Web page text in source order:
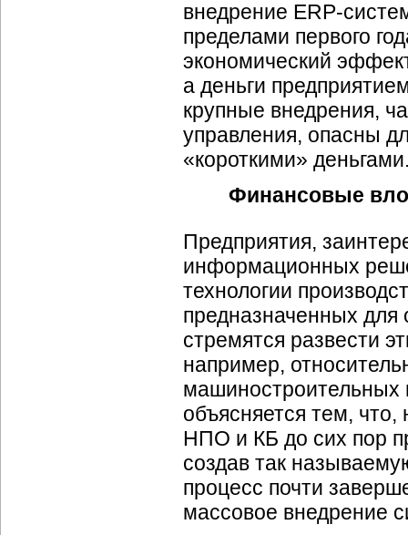
внедрение ERP-
пределами первого
экономический
а деньги
крупные внедрения,
управления, опасны
«короткими»
Финансовые
Предприятия,
информационных
технологии
предназначенных для
стремятся развести
например,
машиностроительных
объясняется тем,
НПО и КБ до сих пор
создав так
процесс почти
массовое внедрение